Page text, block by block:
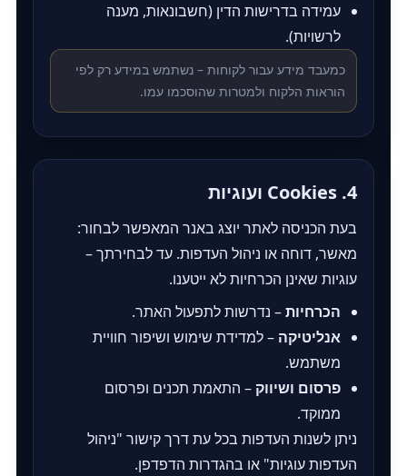
עמידה בדרישות הדין (חשבונאות, מענה
לרשויות).
כמעבד מידע עבור לקוחות – נשתמש במידע רק לפי
הוראות הלקוח ולמטרות שהוסכמו עמו.
4. Cookies ועוגיות
בעת הכניסה לאתר יוצג באנר המאפשר לבחור:
מאשר, דוחה או ניהול העדפות. עד לבחירתך –
עוגיות שאינן הכרחיות לא ייטענו.
הכרחיות– נדרשות לתפעול האתר.
אנליטיקה – למדידת שימוש ושיפור חוויית
משתמש.
פרסום ושיווק – התאמת תכנים ופרסום
ממוקד.
ניתן לשנות העדפות בכל עת דרך קישור "ניהול
העדפות עוגיות" או בהגדרות הדפדפן.